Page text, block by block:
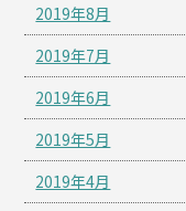
2019年8月
2019年7月
2019年6月
2019年5月
2019年4月